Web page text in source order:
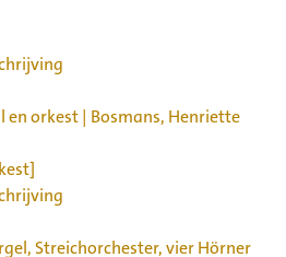
orkest | Bosmans, Henriette
Streichorchester, vier Hörner